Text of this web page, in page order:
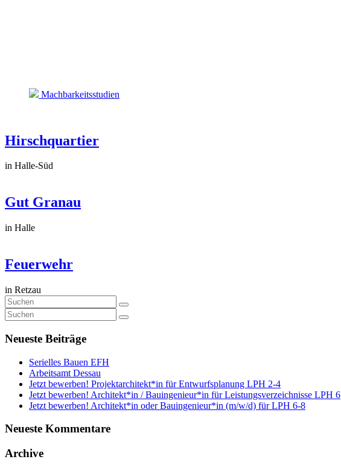
Machbarkeitsstudien
Hirschquartier
in Halle-Süd
Gut Granau
in Halle
Feuerwehr
in Retzau
Neueste Beiträge
Serielles Bauen EFH
Arbeitsamt Dessau
Jetzt bewerben! Projektarchitekt*in für Entwurfsplanung LPH 2-4
Jetzt bewerben! Architekt*in / Bauingenieur*in für Leistungsverzeichnisse LPH 6
Jetzt bewerben! Architekt*in oder Bauingenieur*in (m/w/d) für LPH 6-8
Neueste Kommentare
Archive